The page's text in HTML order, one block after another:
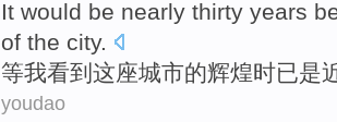
It would be nearly thirty years
of the city.
等我看到 这座城市的辉煌时已是
youdao